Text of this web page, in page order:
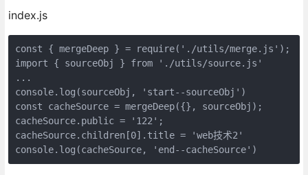
index.js
const { mergeDeep } = require('./utils/merge.js');
import { sourceObj } from './utils/source.js'
...
console.log(sourceObj, 'start--sourceObj')
const cacheSource = mergeDeep({}, sourceObj);
cacheSource.public = '122';
cacheSource.children[0].title = 'web技术2'